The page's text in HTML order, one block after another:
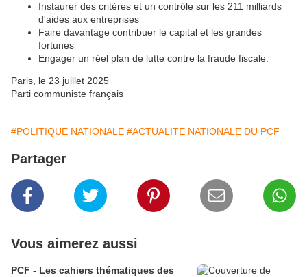
Instaurer des critères et un contrôle sur les 211 milliards
d'aides aux entreprises
Faire davantage contribuer le capital et les grandes
fortunes
Engager un réel plan de lutte contre la fraude fiscale.
Paris, le 23 juillet 2025
Parti communiste français
#POLITIQUE NATIONALE #ACTUALITE NATIONALE DU PCF
Partager
Vous aimerez aussi
PCF - Les cahiers thématiques des